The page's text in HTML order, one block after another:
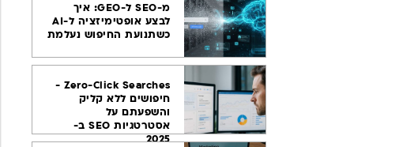
מ-SEO ל-GEO: איך
לבצע אופטימיזציה ל-AI
כשתנועת החיפוש נעלמת
Zero-Click Searches -
חיפושים ללא קליק
והשפעתם על
אסטרטגיות SEO ב-
2025